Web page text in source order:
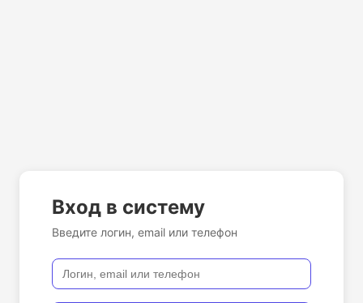
Вход в систему
Введите логин, email или телефон